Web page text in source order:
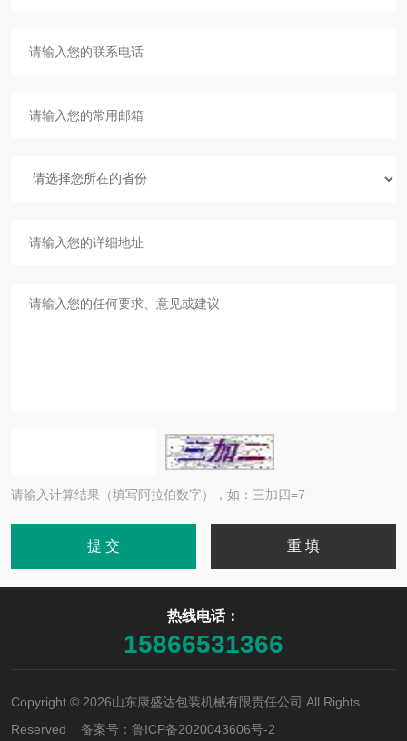
请输入计算结果（填写阿拉伯数字），如：三加四=7
热线电话：
15866531366
Copyright © 2026山东康盛达包装机械有限责任公司 All Rights
Reserved 备案号： 鲁ICP备2020043606号-2